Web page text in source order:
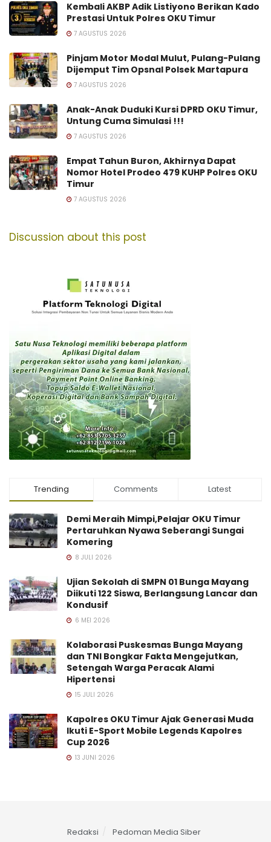
Kembali AKBP Adik Listiyono Berikan Kado
Prestasi Untuk Polres OKU Timur
7 AGUSTUS 2026
Pinjam Motor Modal Mulut, Pulang-Pulang
Dijemput Tim Opsnal Polsek Martapura
7 AGUSTUS 2026
Anak-Anak Duduki Kursi DPRD OKU Timur,
Untung Cuma Simulasi !!!
7 AGUSTUS 2026
Empat Tahun Buron, Akhirnya Dapat
Nomor Hotel Prodeo 479 KUHP Polres OKU
Timur
7 AGUSTUS 2026
Discussion about this post
Trending Comments Latest
Demi Meraih Mimpi,Pelajar OKU Timur
Pertaruhkan Nyawa Seberangi Sungai
Komering
8 JULI 2026
Ujian Sekolah di SMPN 01 Bunga Mayang
Diikuti 122 Siswa, Berlangsung Lancar dan
Kondusif
6 MEI 2026
Kolaborasi Puskesmas Bunga Mayang
dan TNI Bongkar Fakta Mengejutkan,
Setengah Warga Peracak Alami
Hipertensi
15 JULI 2026
Kapolres OKU Timur Ajak Generasi Muda
Ikuti E-Sport Mobile Legends Kapolres
Cup 2026
13 JUNI 2026
Redaksi Pedoman Media Siber